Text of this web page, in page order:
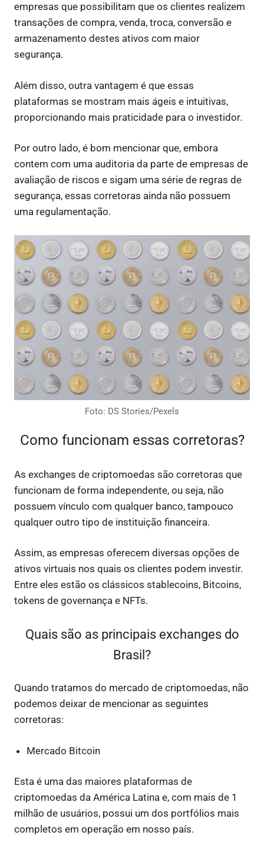
empresas que possibilitam que os clientes realizem
transações de compra, venda, troca, conversão e
armazenamento destes ativos com maior
segurança.
Além disso, outra vantagem é que essas
plataformas se mostram mais ágeis e intuitivas,
proporcionando mais praticidade para o investidor.
Por outro lado, é bom mencionar que, embora
contem com uma auditoria da parte de empresas de
avaliação de riscos e sigam uma série de regras de
segurança, essas corretoras ainda não possuem
uma regulamentação.
Foto: DS Stories/Pexels
Como funcionam essas corretoras?
As exchanges de criptomoedas são corretoras que
funcionam de forma independente, ou seja, não
possuem vínculo com qualquer banco, tampouco
qualquer outro tipo de instituição financeira.
Assim, as empresas oferecem diversas opções de
ativos virtuais nos quais os clientes podem investir.
Entre eles estão os clássicos stablecoins, Bitcoins,
tokens de governança e NFTs.
Quais são as principais exchanges do
Brasil?
Quando tratamos do mercado de criptomoedas, não
podemos deixar de mencionar as seguintes
corretoras:
Mercado Bitcoin
Esta é uma das maiores plataformas de
criptomoedas da América Latina e, com mais de 1
milhão de usuários, possui um dos portfólios mais
completos em operação em nosso país.